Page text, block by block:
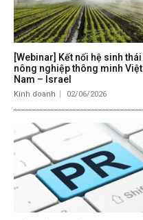
[Webinar] Kết nối hệ sinh thái
nông nghiệp thông minh Việt
Nam – Israel
Kinh doanh 02/06/2026